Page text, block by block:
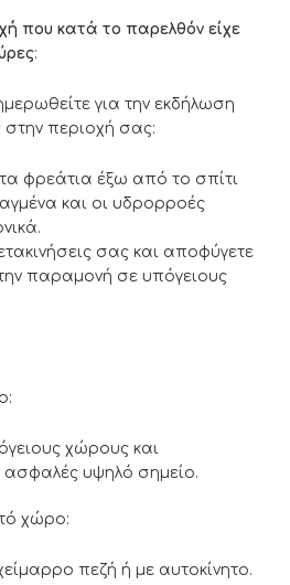
που κατά το παρελθόν είχε
:
για την εκδήλωση
περιοχή σας:
τα φρεάτια έξω από το σπίτι
και οι υδρορροές
σας και αποφύγετε
παραμονή σε υπόγειους
χώρους και
ασφαλές υψηλό σημείο.
χώρο:
πεζή ή με αυτοκίνητο.